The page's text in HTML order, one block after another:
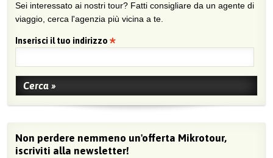
Sei interessato ai nostri tour? Fatti consigliare da un agente di
viaggio, cerca l'agenzia più vicina a te.
Inserisci il tuo indirizzo
Non perdere nemmeno un'offerta Mikrotour,
iscriviti alla newsletter!